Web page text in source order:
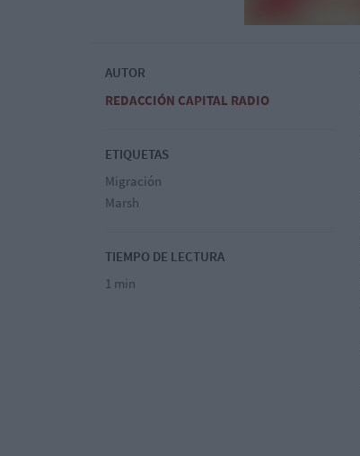
AUTOR
REDACCIÓN CAPITAL RADIO
ETIQUETAS
Migración
Marsh
TIEMPO DE LECTURA
1 min